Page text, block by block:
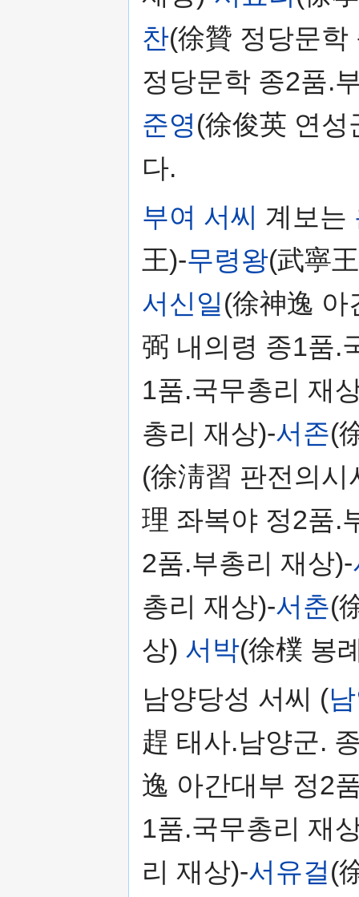
찬(徐贊 정당문학
정당문학 종2품.
준영(徐俊英 연
다.
부여 서씨 계보는
王)-무령왕(武寧
서신일(徐神逸 아
弼 내의령 종1품.
1품.국무총리 재
총리 재상)-서존(
(徐淸習 판전의
理 좌복야 정2품.
2품.부총리 재상)-
총리 재상)-서춘(
상) 서박(徐樸 봉
남양당성 서씨 (
趕 태사.남양군.
逸 아간대부 정2
1품.국무총리 재
리 재상)-서유걸(